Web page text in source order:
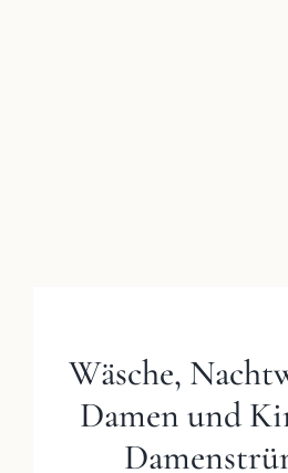
Wäsche,
Damen und